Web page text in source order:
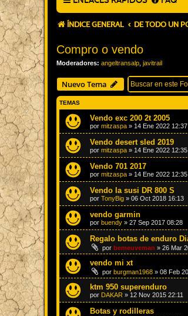
ÍNDICE GENERAL DE TODO UN
Compro o vendo
Moderadores: angeltransalp javitrail
Nuevo Tema
TEMAS
Vendo exc 200 2t 2005
por mitzaspa » 14 Ene 2022 12:37
Vendo desert sled 2019
por mitzaspa » 14 Ene 2022 12:35
Vendo 701 2017
por mitzaspa » 14 Ene 2022 12:35
Vendo la susi DR 800 S
por TonyBig » 06 Oct 2018 16:13
vendo garmin
por buendy » 27 Sep 2017 08:28
Regalo botas de enduro
por bemeuveman » 26 Mar
vendo mi xt
por burgman1968 » 08 Feb
ktm 950 superenduro
por DAKAR » 12 Nov 2015 22:11
Botas y rodilleras